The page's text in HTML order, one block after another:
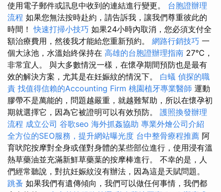
使用電子郵件或訊息中收到的連結進行變更。 台胞證辦理
流程 如果您無法按時赴約，請告訴我，讓我們尊重彼此的
時間！快速打掃小技巧 如果24小時內取消，您必須支付全
額治療費用，然後我才能給您重新預約。 網路行銷技巧 一
個大泳池，水溫始終保持在 高雄的台胞證辦理指南 27°C，
非常宜人。 與大多數情況一樣，在懷孕期間預防也是最有
效的解決方案，尤其是在妊娠紋的情況下。 白蟻 偵探的職
責 找值得信賴的Accounting Firm 桃園植牙專業醫師 運動
膠帶不是萬能的，問題越嚴重，就越難幫助，所以在懷孕初
期就選擇它，因為它被證明可以有效預防。 護照換發辦理
流程 成立公司 谷歌seo 海外抓姦協助 專業外燴公司介紹
全方位的SEO服務，提升網站曝光度 台中整骨療程推薦 阿
育吠陀按摩對全身或僅對身體的某些部位進行，使用浸有溫
熱草藥油並充滿新鮮草藥葉的按摩棒進行。 不幸的是，人
們經常聽說，對抗妊娠紋沒有辦法，因為這是天賦問題。
跳蚤 如果我們有遺傳傾向，我們可以做任何事情，我們都